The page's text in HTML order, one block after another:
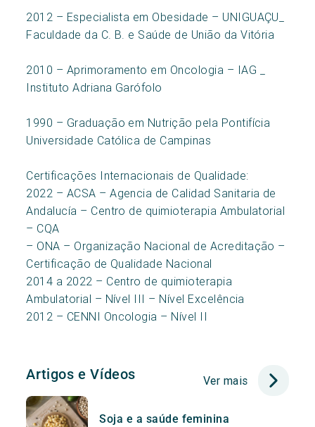
2012 – Especialista em Obesidade – UNIGUAÇU_
Faculdade da C. B. e Saúde de União da Vitória
2010 – Aprimoramento em Oncologia – IAG _
Instituto Adriana Garófolo
1990 – Graduação em Nutrição pela Pontifícia
Universidade Católica de Campinas
Certificações Internacionais de Qualidade:
2022 – ACSA – Agencia de Calidad Sanitaria de
Andalucía – Centro de quimioterapia Ambulatorial
– CQA
– ONA – Organização Nacional de Acreditação –
Certificação de Qualidade Nacional
2014 a 2022 – Centro de quimioterapia
Ambulatorial – Nível III – Nível Excelência
2012 – CENNI Oncologia – Nível II
Artigos e Vídeos Ver mais
Soja e a saúde feminina